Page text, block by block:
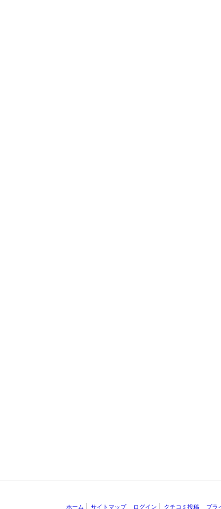
ホーム サイトマップ ログイン クチコミ投稿 プラ